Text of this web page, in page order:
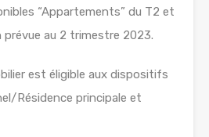
“Appartements” du T2 et
prévue au 2 trimestre 2023.
est éligible aux dispositifs
Résidence principale et